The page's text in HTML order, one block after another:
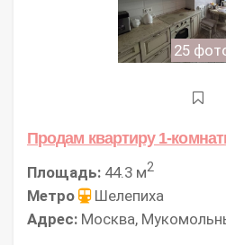
25
Продам квартиру 1-
Площадь: 44.3 м2
Метро
Шелепиха
Адрес: Москва,